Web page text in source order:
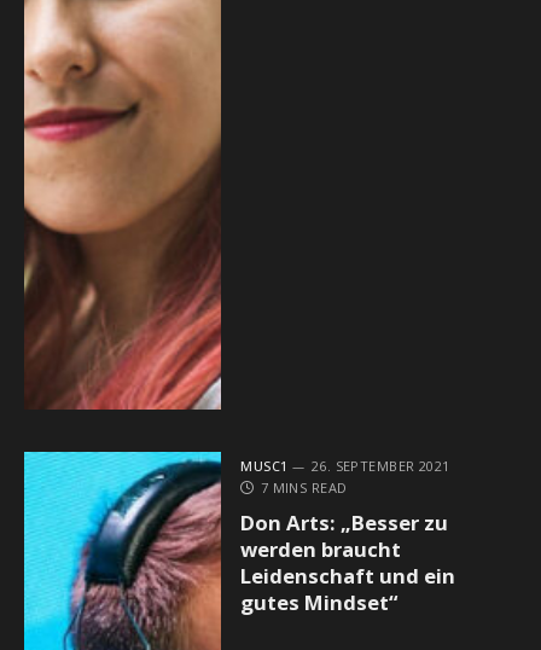
MUSC1
26. SEPTEMBER 2021
7 MINS READ
Don Arts: „Besser zu
werden braucht
Leidenschaft und ein
gutes Mindset“